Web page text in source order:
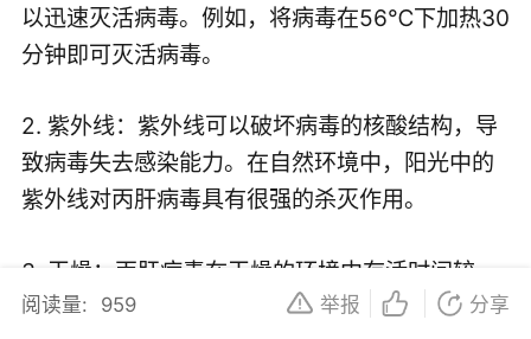
以迅速灭活病毒。例如，将病毒在56℃下加热30
分钟即可灭活病毒。
2. 紫外线：紫外线可以破坏病毒的核酸结构，导
致病毒失去感染能力。在自然环境中，阳光中的
紫外线对丙肝病毒具有很强的杀灭作用。
3. 干燥：丙肝病毒在干燥的环境中存活时间较
短，空气中的湿度和温度对其存活时间影响较
阅读量: 959 举报 分享